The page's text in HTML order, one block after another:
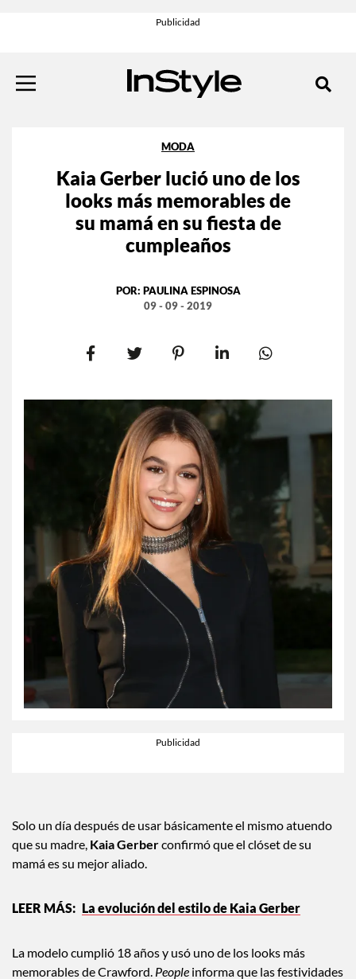
MODA
Kaia Gerber lució uno de los
looks más memorables de
su mamá en su fiesta de
cumpleaños
POR: PAULINA ESPINOSA
09 - 09 - 2019
Solo un día después de usar básicamente el mismo atuendo
que su madre,Kaia Gerber
La modelo cumplió 18 años y usó uno de los looks más